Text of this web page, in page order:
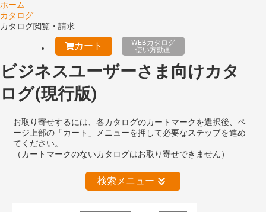
ホーム
カタログ
カタログ閲覧・請求
カート
WEBカタログ
使い方動画
ビジネスユーザーさま向けカタ
ログ(現行版)
お取り寄せするには、各カタログのカートマークを選択後、ペ
ージ上部の「カート」メニューを押して必要なステップを進め
てください。
（カートマークのないカタログはお取り寄せできません）
検索メニュー